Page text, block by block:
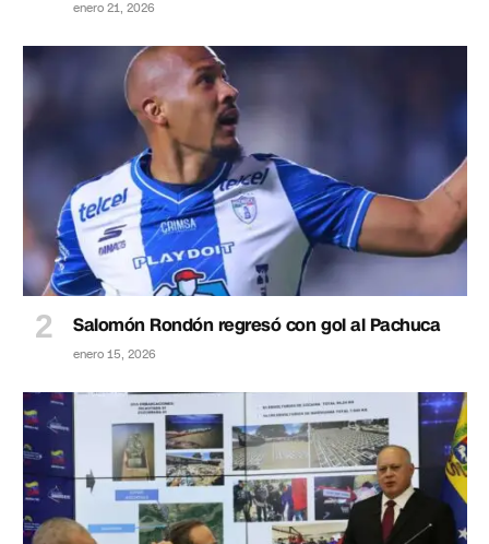
enero 21, 2026
Salomón Rondón regresó con gol al Pachuca
enero 15, 2026